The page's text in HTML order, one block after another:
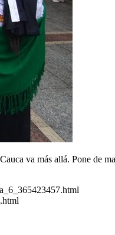
va más allá. Pone de